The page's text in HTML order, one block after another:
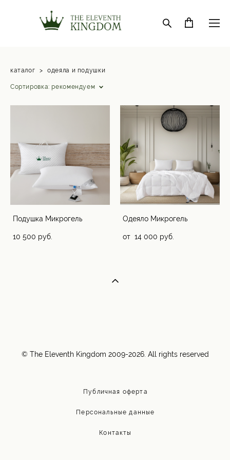
каталог > одеяла и подушки
Сортировка: рекомендуем
Подушка Микрогель
10 500 pуб.
Одеяло Микрогель
от 14 000 pуб.
© The Eleventh Kingdom 2009-2026. All rights reserved
Публичная оферта
Персональные данные
Контакты